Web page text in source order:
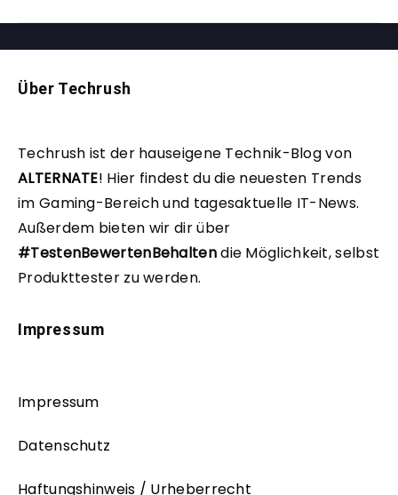
Über Techrush
Techrush ist der hauseigene Technik-Blog von
ALTERNATE! Hier findest du die neuesten Trends
im Gaming-Bereich und tagesaktuelle IT-News.
Außerdem bieten wir dir über
#TestenBewertenBehaltendie Möglichkeit, selbst
Produkttester zu werden.
Impressum
Impressum
Datenschutz
Haftungshinweis / Urheberrecht